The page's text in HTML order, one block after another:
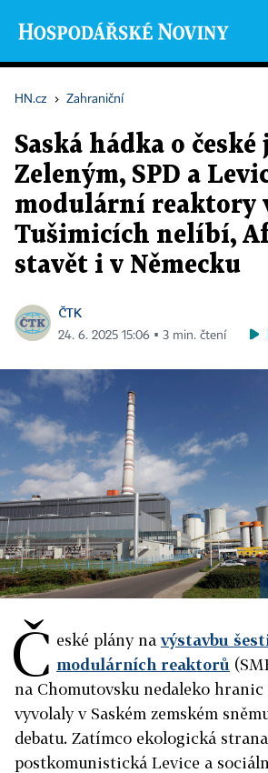
HN.cz › Zahraniční
Saská hádka o české
Zeleným, SPD a
modulární reaktory
Tušimicích nelíbí,
stavět i v Německu
ČTK
24. 6. 2025 15:06 ▪ 3 min. čtení
Č eské plány navýstavbu
modulárních reaktorů
na Chomutovsku nedaleko hranic
vyvolaly v Saském zemském
debatu. Zatímco ekologická
postkomunistická Levice a